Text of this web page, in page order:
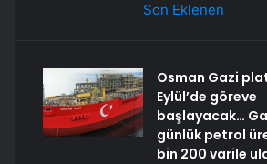
Son Eklenen
Osman Gazi
Eylül’de göreve
başlayacak…
günlük petrol
bin 200 varile